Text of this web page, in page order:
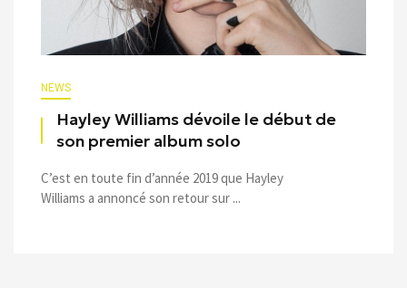
NEWS
Hayley Williams dévoile le début de
son premier album solo
C’est en toute fin d’année 2019 que Hayley
Williams a annoncé son retour sur ...